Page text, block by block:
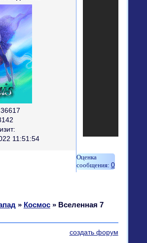
36617
11:51:54
0
» Космос » Вселенная 7
создать форум